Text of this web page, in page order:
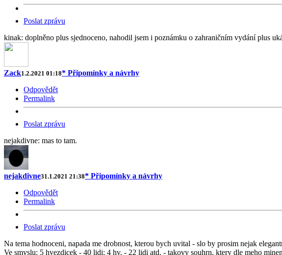
Poslat zprávu
kinak: doplněno plus sjednoceno, nahodil jsem i poznámku o zahraničním vydání plus
Zack1.2.2021 01:18* Připomínky a návrhy
Odpovědět
Permalink
Poslat zprávu
nejakdivne: mas to tam.
nejakdivne31.1.2021 21:38* Připomínky a návrhy
Odpovědět
Permalink
Poslat zprávu
Na tema hodnoceni, napada me drobnost, kterou bych uvital - slo by prosim nejak
Ve smyslu: 5 hvezdicek - 40 lidi; 4 hv. - 22 lidi atd. - takovy souhrn, ktery dle meho